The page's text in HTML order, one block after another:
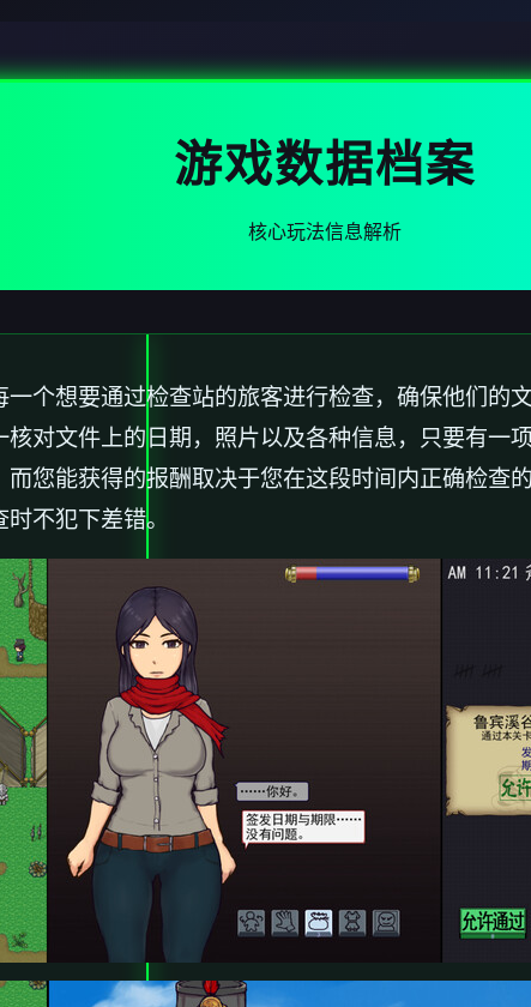
游戏数据档案
核心玩法信息解析
个想要通过检查站的旅客进行检查，确保他们的
对文件上的日期，照片以及各种信息，只要有一
您能获得的报酬取决于您在这段时间内正确检查
不犯下差错。